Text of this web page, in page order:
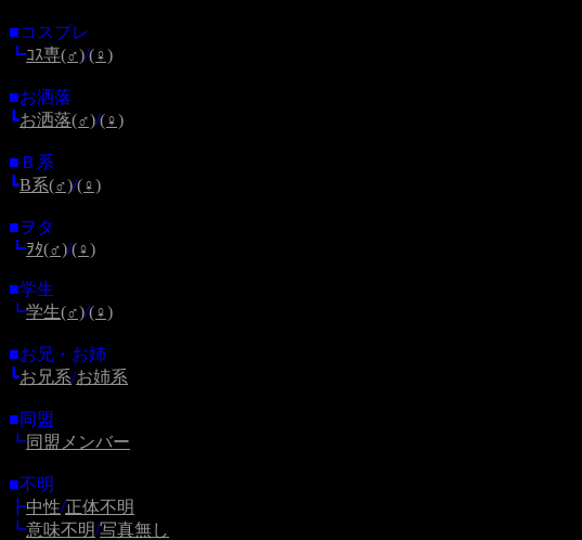
■コスプレ
┗ｺｽ専(♂)/(♀)
■お洒落
┗お洒落(♂)/(♀)
■Ｂ系
┗B系(♂)/(♀)
■ヲタ
┗ｦﾀ(♂)/(♀)
■学生
┗学生(♂)/(♀)
■お兄・お姉
┗お兄系/お姉系
■同盟
┗同盟メンバー
■不明
┣中性/正体不明
┗意味不明/写真無し